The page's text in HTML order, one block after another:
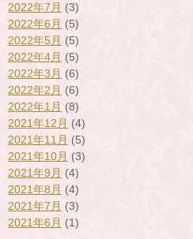
2022年7月 (3)
2022年6月 (5)
2022年5月 (5)
2022年4月 (5)
2022年3月 (6)
2022年2月 (6)
2022年1月 (8)
2021年12月 (4)
2021年11月 (5)
2021年10月 (3)
2021年9月 (4)
2021年8月 (4)
2021年7月 (3)
2021年6月 (1)